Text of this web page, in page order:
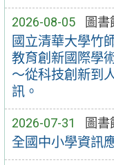
2026-08-05 圖書
國立清華大學竹
教育創新國際學
～從科技創新到
訊。
2026-07-31 圖書
全國中小學資訊